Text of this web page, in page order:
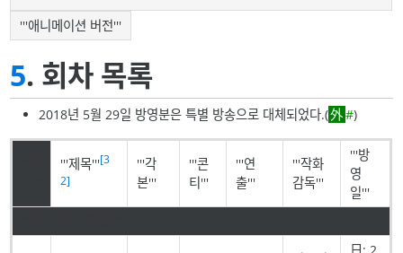
'''애니메이션 버전'''
5. 회차 목록
2018년 5월 29일 방영분은 특별 방송으로 대체되었다.( #)
'''제목'''[3
2]
'''각
본'''
'''콘
티'''
'''연
출'''
'''작화
감독'''
'''방
영
일'''